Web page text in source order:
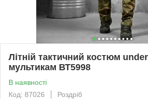
Літній тактичний костюм
мультикам ВТ5998
В наявності
Код: 87026
Роздріб